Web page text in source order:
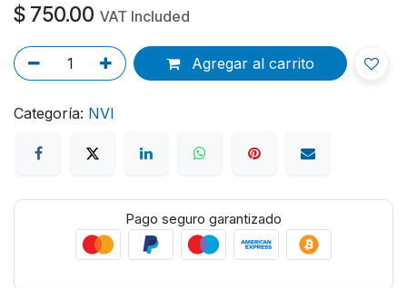
$ 750.00 VAT Included
Agregar al carrito
Categoría: NVI
Pago seguro garantizado